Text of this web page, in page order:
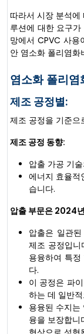
따라서 시장 분석
루션에 대한 요구
망에서 CPVC 사
안 염소화 폴리염
염소화 폴리
제조 공정별:
제조 공정을 기준으
제조 공정 동향:
압출 가공 기
에너지 효율적
습니다.
압출 부문은 2024
압출은 일관
제조 공정입
용융하여 특
다.
이 공정은 파
하는 데 일반
용융된 수지는
융을 보장합니